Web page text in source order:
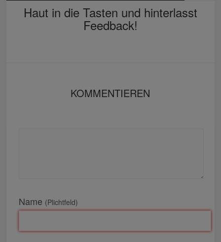
Haut in die Tasten und hinterlasst
Feedback!
KOMMENTIEREN
Name (Plichtfeld)